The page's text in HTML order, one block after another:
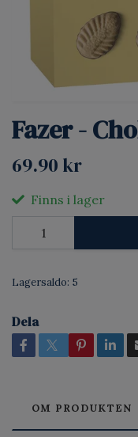
Fazer -
69.90 kr
Finns i lager
Lagersaldo: 5
Dela
OM PRODUKTEN